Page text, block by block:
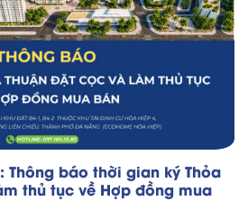
Thông báo thời gian ký Thỏa
thủ tục về Hợp đồng mua